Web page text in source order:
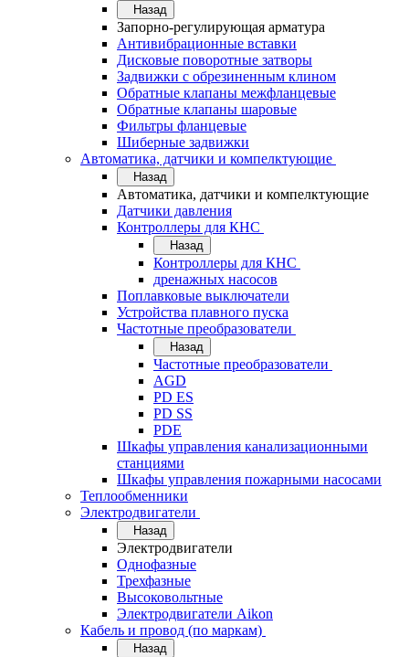
Назад
Запорно-регулирующая арматура
Антивибрационные вставки
Дисковые поворотные затворы
Задвижки с обрезиненным клином
Обратные клапаны межфланцевые
Обратные клапаны шаровые
Фильтры фланцевые
Шиберные задвижки
Автоматика, датчики и компелктующие
Назад
Автоматика, датчики и компелктующие
Датчики давления
Контроллеры для КНС
Назад
Контроллеры для КНС
дренажных насосов
Поплавковые выключатели
Устройства плавного пуска
Частотные преобразователи
Назад
Частотные преобразователи
AGD
PD ES
PD SS
PDE
Шкафы управления канализационными
станциями
Шкафы управления пожарными насосами
Теплообменники
Электродвигатели
Назад
Электродвигатели
Однофазные
Трехфазные
Высоковольтные
Электродвигатели Aikon
Кабель и провод (по маркам)
Назад